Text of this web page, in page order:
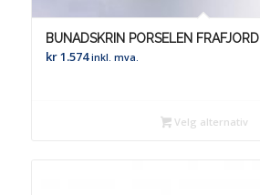
BUNADSKRIN PORSELEN FRAFJORD
kr1.574 inkl. mva.
Velg alternativ